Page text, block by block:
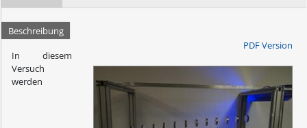
Beschreibung
PDF Version
In diesem
Versuch
werden